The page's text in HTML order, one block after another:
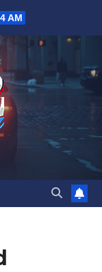
AM